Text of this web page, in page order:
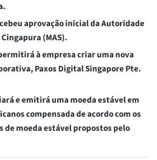
aprovação inicial da Autoridade
(MAS).
à empresa criar uma nova
Paxos Digital Singapore Pte.
e emitirá uma moeda estável em
compensada de acordo com os
de moeda estável propostos pelo